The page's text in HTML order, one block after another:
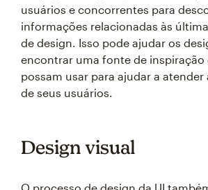
usuários e concorrentes para
informações relacionadas às
de design. Isso pode ajudar os
encontrar uma fonte de inspiração
possam usar para ajudar a atender
de seus usuários.
Design visual